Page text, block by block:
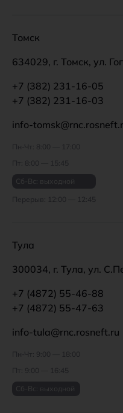
Томск
634029, г. Томск, ул.
+7 (382) 231-16-05
+7 (382) 231-16-03
info-
Пн-Чт: 8:00 — 17:00
Пт: 8:00 — 15:45
Сб-Вс: выходной
Перерыв: 12:00 — 12:45
Тула
300034, г. Тула, ул.
+7 (4872) 55-46-88
+7 (4872) 55-47-63
info-tula@rnc.rosneft.ru
Пн-Чт: 9:00 — 18:00
Пт: 9:00 — 16:45
Сб-Вс: выходной